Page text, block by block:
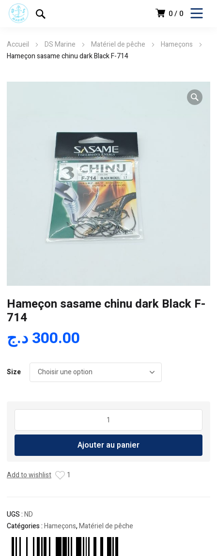
0 0
Accueil DS Marine Matériel de pêche
Hameçons
Hameçon sasame chinu dark Black F-714
Hameçon sasame chinu dark Black F-
714
300.00د.ج
Size
Hameçon
chinu
Black
Ajouter au panier
Add to wishlist 1
UGS :ND
Catégories :Hameçons,Matériel de pêche